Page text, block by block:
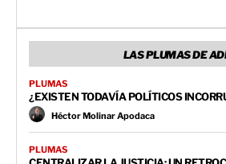
LAS PLUMAS DE
PLUMAS
¿EXISTEN TODAVÍA POLÍTICOS
Héctor Molinar Apodaca
PLUMAS